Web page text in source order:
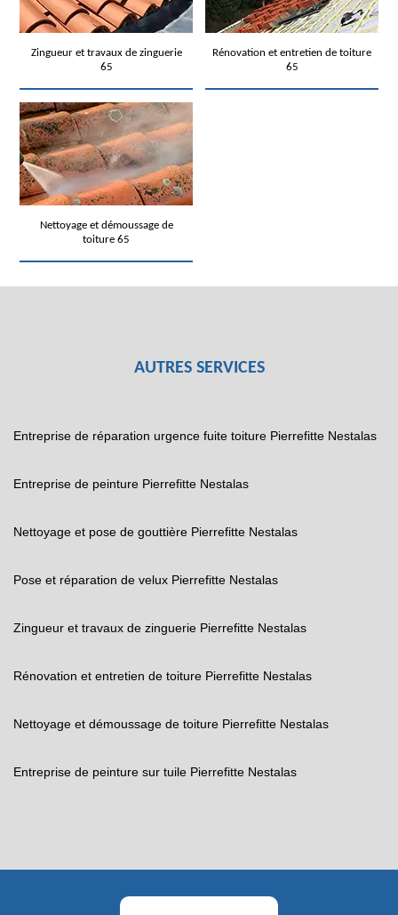
Zingueur et travaux de zinguerie
65
Rénovation et entretien de toiture
65
Nettoyage et démoussage de
toiture 65
AUTRES SERVICES
Entreprise de réparation urgence fuite toiture Pierrefitte Nestalas
Entreprise de peinture Pierrefitte Nestalas
Nettoyage et pose de gouttière Pierrefitte Nestalas
Pose et réparation de velux Pierrefitte Nestalas
Zingueur et travaux de zinguerie Pierrefitte Nestalas
Rénovation et entretien de toiture Pierrefitte Nestalas
Nettoyage et démoussage de toiture Pierrefitte Nestalas
Entreprise de peinture sur tuile Pierrefitte Nestalas